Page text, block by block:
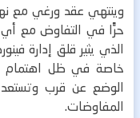
وينتهي عقد ورغي مع
حرًّا في التفاوض مع أي
الذي يثير قلق إدارة
خاصة في ظل اهتمام
الوضع عن قرب
المفاوضات.